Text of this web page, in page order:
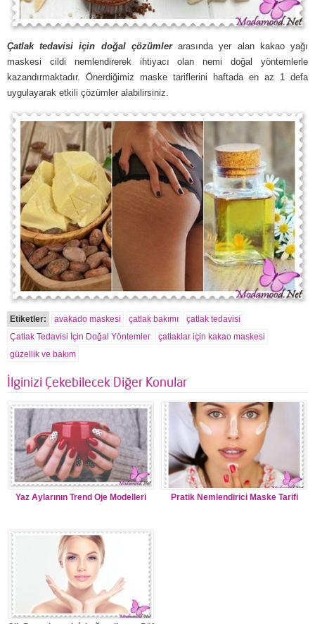
Çatlak tedavisi için doğal çözümlerarasında yer alan kakao yağı
maskesi cildi nemlendirerek ihtiyacı olan nemi doğal yöntemlerle
kazandırmaktadır. Önerdiğimiz maske tariflerini haftada en az 1 defa
uygulayarak etkili çözümler alabilirsiniz.
Etiketler: avakado maskesi çatlak bakımı
çatlak tedavisi
Çatlak Tedavisi İçin Doğal Yöntemler
çatlaklar için kakao maskesi
güzellik ve bakım
İlginizi Çekebilecek Diğer Konular
Yaz Aylarının Trend Oje Modelleri Pratik Nemlendirici Maske Tarifi